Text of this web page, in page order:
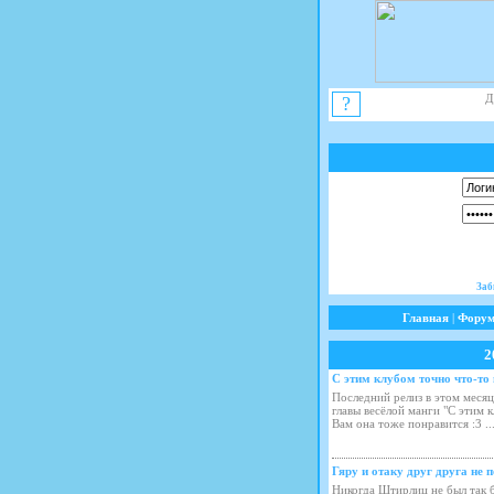
?
Главная |
С этим клубом точно что-то
Последний релиз в этом
главы весёлой манги "С этим
Вам она тоже понравится :3
Гяру и отаку друг друга не
Никогда Штирлиц не был так